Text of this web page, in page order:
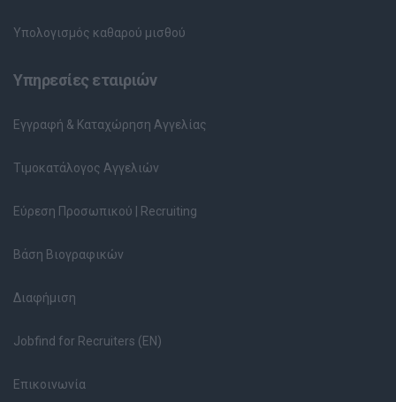
Υπολογισμός καθαρού μισθού
Υπηρεσίες εταιριών
Εγγραφή & Καταχώρηση Αγγελίας
Τιμοκατάλογος Αγγελιών
Εύρεση Προσωπικού | Recruiting
Βάση Βιογραφικών
Διαφήμιση
Jobfind for Recruiters (EN)
Επικοινωνία